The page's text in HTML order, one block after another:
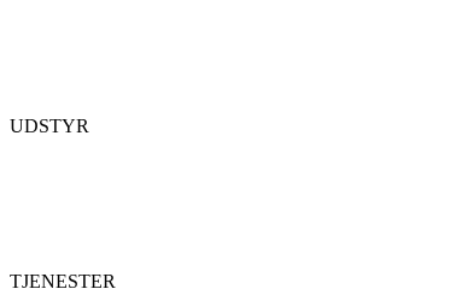
UDSTYR
TJENESTER